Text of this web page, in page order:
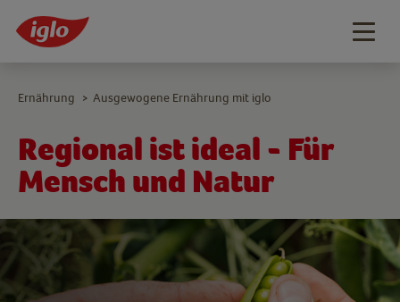
Regional ist ideal - Für
Mensch und Natur
Ernährung > Ausgewogene Ernährung mit iglo